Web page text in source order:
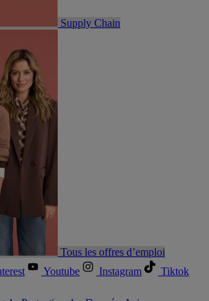
Supply Chain
Tous les offres d’emploi
Youtube Instagram
Tiktok